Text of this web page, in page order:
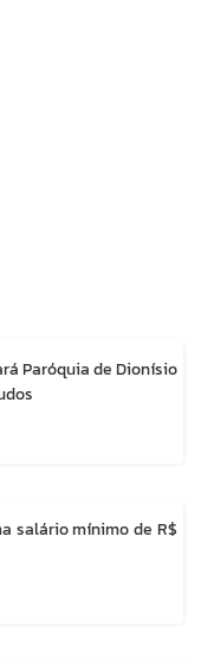
Paróquia de Dionísio
salário mínimo de R$